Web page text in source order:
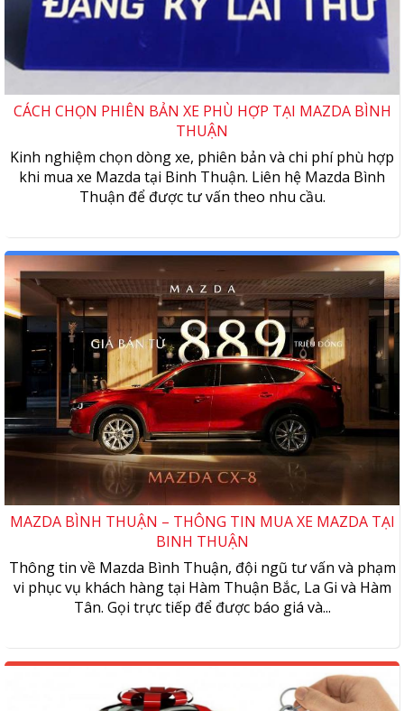
CÁCH CHỌN PHIÊN BẢN XE PHÙ HỢP TẠI MAZDA BÌNH
THUẬN
Kinh nghiệm chọn dòng xe, phiên bản và chi phí phù hợp
khi mua xe Mazda tại Binh Thuận. Liên hệ Mazda Bình
Thuận để được tư vấn theo nhu cầu.
MAZDA BÌNH THUẬN – THÔNG TIN MUA XE MAZDA TẠI
BINH THUẬN
Thông tin về Mazda Bình Thuận, đội ngũ tư vấn và phạm
vi phục vụ khách hàng tại Hàm Thuận Bắc, La Gi và Hàm
Tân. Gọi trực tiếp để được báo giá và...